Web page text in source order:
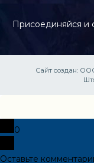
Присоединяйся
Сайт создан:
0
Оставьте